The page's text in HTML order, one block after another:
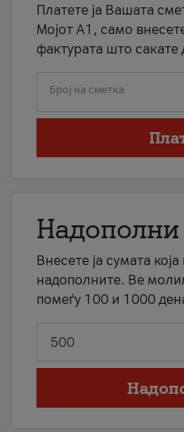
Платете ја Вашата
Мојот А1, само
фактурата што сакате
Број на сметка
Внесете ја сумата
надополните. Ве
помеѓу 100 и 1000